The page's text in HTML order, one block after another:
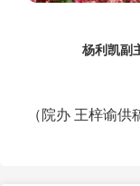
杨利凯副
（院办 王梓谕供